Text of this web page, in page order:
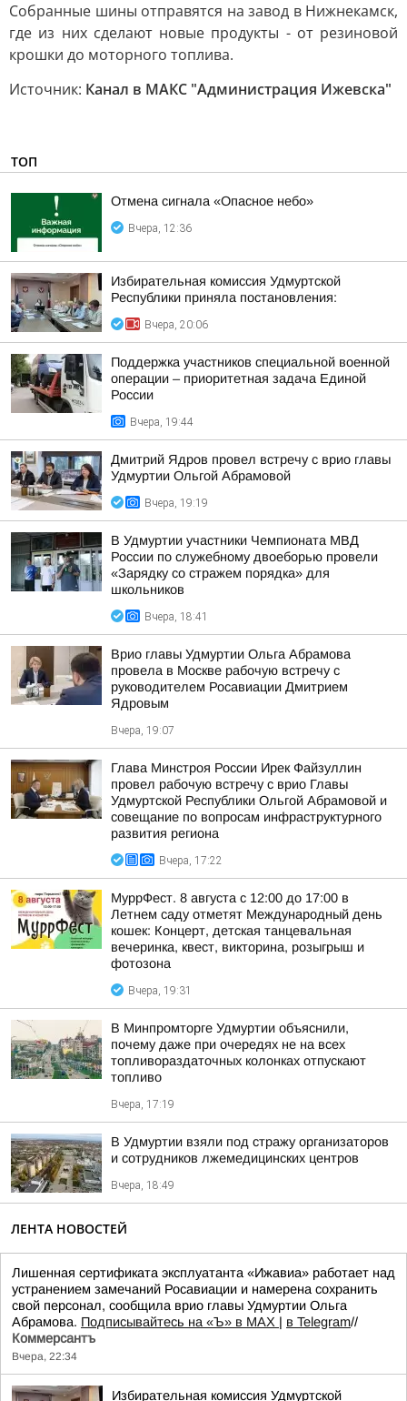
Собранные шины отправятся на завод в Нижнекамск,
где из них сделают новые продукты - от резиновой
крошки до моторного топлива.
Источник: Канал в МАКС "Администрация Ижевска"
ТОП
Отмена сигнала «Опасное небо»
Вчера, 12:36
Избирательная комиссия Удмуртской
Республики приняла постановления:
Вчера, 20:06
Поддержка участников специальной военной
операции – приоритетная задача Единой
России
Вчера, 19:44
Дмитрий Ядров провел встречу с врио главы
Удмуртии Ольгой Абрамовой
Вчера, 19:19
В Удмуртии участники Чемпионата МВД
России по служебному двоеборью провели
«Зарядку со стражем порядка» для
школьников
Вчера, 18:41
Врио главы Удмуртии Ольга Абрамова
провела в Москве рабочую встречу с
руководителем Росавиации Дмитрием
Ядровым
Вчера, 19:07
Глава Минстроя России Ирек Файзуллин
провел рабочую встречу с врио Главы
Удмуртской Республики Ольгой Абрамовой и
совещание по вопросам инфраструктурного
развития региона
Вчера, 17:22
МуррФест. 8 августа с 12:00 до 17:00 в
Летнем саду отметят Международный день
кошек: Концерт, детская танцевальная
вечеринка, квест, викторина, розыгрыш и
фотозона
Вчера, 19:31
В Минпромторге Удмуртии объяснили,
почему даже при очередях не на всех
топливораздаточных колонках отпускают
топливо
Вчера, 17:19
В Удмуртии взяли под стражу организаторов
и сотрудников лжемедицинских центров
Вчера, 18:49
ЛЕНТА НОВОСТЕЙ
Лишенная сертификата эксплуатанта «Ижавиа» работает над
устранением замечаний Росавиации и намерена сохранить
свой персонал, сообщила врио главы Удмуртии Ольга
Абрамова. Подписывайтесь на «Ъ» в MAX | в Telegram//
Коммерсантъ
Вчера, 22:34
Избирательная комиссия Удмуртской